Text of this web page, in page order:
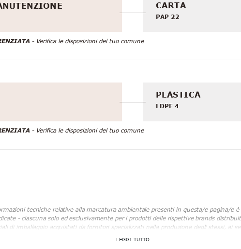
CARTA
PAP 22
- Verifica le disposizioni del tuo comune
PLASTICA
LDPE 4
- Verifica le disposizioni del tuo comune
tecniche relative alla marcatura ambientale presenti in questa/e pagina/e
- ciascuna solo ed esclusivamente per i prodotti delle rispettive brands
di imballaggio acquistati da fornitori specializzati nella produzione degli stessi, ai